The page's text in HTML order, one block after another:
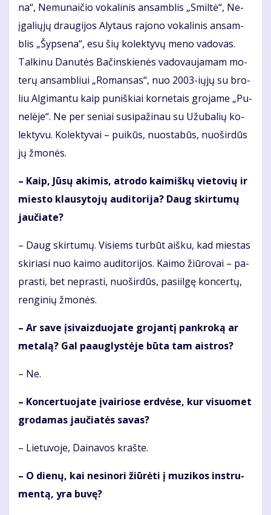
na“, Ne­mu­nai­čio vo­ka­li­nis an­sam­blis „Smil­tė“, Ne­
įga­lių­jų drau­gi­jos Aly­taus ra­jo­no vo­ka­li­nis an­sam­
blis „Šyp­se­na“, esu šių ko­lek­ty­vų me­no va­do­vas.
Tal­ki­nu Da­nu­tės Ba­čins­kie­nės va­do­vau­ja­mam mo­
te­rų an­sam­bliui „Ro­man­sas“, nuo 2003-ių­jų su bro­
liu Al­gi­man­tu kaip pu­niš­kiai kor­ne­tais gro­ja­me „Pu­
ne­lė­je“. Ne per se­niai su­si­pa­ži­nau su Užu­ba­lių ko­
lek­ty­vu. Ko­lek­ty­vai – pui­kūs, nuo­sta­būs, nuo­šir­dūs
jų žmo­nės.
– Kaip, Jū­sų aki­mis, at­ro­do kai­miš­kų vie­to­vių ir
mies­to klau­sy­to­jų au­di­to­ri­ja? Daug skir­tu­mų
jau­čia­te?
– Daug skir­tu­mų. Vi­siems tur­būt aiš­ku, kad mies­tas
ski­ria­si nuo kai­mo au­di­to­ri­jos. Kai­mo žiū­ro­vai – pa­
pras­ti, bet ne­pras­ti, nuo­šir­dūs, pa­si­il­gę kon­cer­tų,
ren­gi­nių žmo­nės.
– Ar sa­ve įsi­vaiz­duo­ja­te gro­jan­tį pan­kro­ką ar
me­ta­lą? Gal pa­aug­lys­tė­je bū­ta tam aist­ros?
– Ne.
– Kon­cer­tuo­ja­te įvai­rio­se erd­vė­se, kur vi­suo­met
gro­da­mas jau­čia­tės sa­vas?
– Lie­tu­vo­je, Dai­na­vos kraš­te.
– O die­nų, kai ne­si­no­ri žiū­rė­ti į mu­zi­kos in­stru­
men­tą, yra bu­vę?